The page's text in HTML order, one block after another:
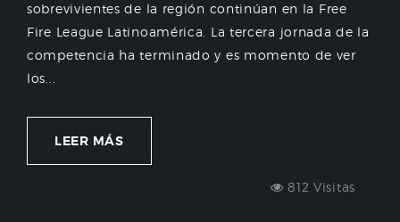
sobrevivientes de la región continúan en la Free
Fire League Latinoamérica. La tercera jornada de la
competencia ha terminado y es momento de ver
los...
LEER MÁS
812 Visitas